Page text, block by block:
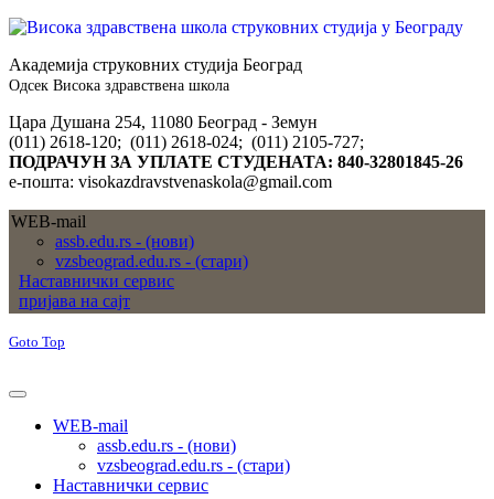
Академија струковних студија Београд
Одсек Висока здравствена школа
Цара Душана 254, 11080 Београд - Земун
(011) 2618-120; (011) 2618-024; (011) 2105-727;
ПОДРАЧУН ЗА УПЛАТЕ СТУДЕНАТА: 840-32801845-26
е-пошта: visokazdravstvenaskola@gmail.com
WEB-mail
assb.edu.rs - (нови)
vzsbeograd.edu.rs - (стари)
Наставнички сервис
пријава на сајт
Goto Top
WEB-mail
assb.edu.rs - (нови)
vzsbeograd.edu.rs - (стари)
Наставнички сервис